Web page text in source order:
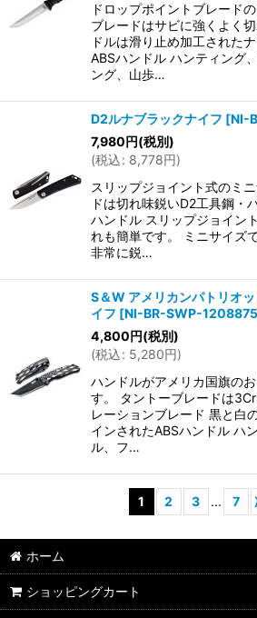
ドロップポイントブレード
ブレードはサビに強くよく
ドルは滑り止め加工された
ABSハンドル ハンティング
ング、山歩…
D2ルナブラックナイフ [NI-
7,980円(税別)
(税込: 8,778円)
スリップジョイント式のミ
ドは切れ味鋭いD2工具鋼・
ハンドル スリップジョイン
れも簡単です。 ミニサイズ
非常に鋭…
S＆W アメリカンパトリオ
イフ [NI-BR-SWP-1208875
4,800円(税別)
(税込: 5,280円)
ハンドルがアメリカ国旗の
す。 タントーブレードは
レーションブレード 黒と白
インされたABSハンドル ハ
ル、フ…
1 2 3 ... 7
ホーム
ショッピングカート